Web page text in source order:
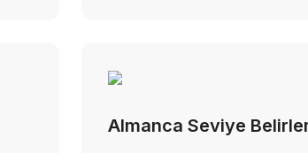
Almanca Seviye